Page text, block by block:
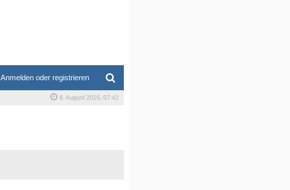
Anmelden oder registrieren
8. August 2026, 07:42